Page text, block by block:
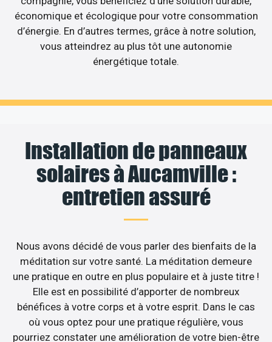
économique et écologique pour votre consommation
d’énergie. En d’autres termes, grâce à notre solution,
vous atteindrez au plus tôt une autonomie
énergétique totale.
Installation de panneaux
solaires à Aucamville :
entretien assuré
Nous avons décidé de vous parler des bienfaits de la
méditation sur votre santé. La méditation demeure
une pratique en outre en plus populaire et à juste titre !
Elle est en possibilité d’apporter de nombreux
bénéfices à votre corps et à votre esprit. Dans le cas
où vous optez pour une pratique régulière, vous
pourriez constater une amélioration de votre bien-être